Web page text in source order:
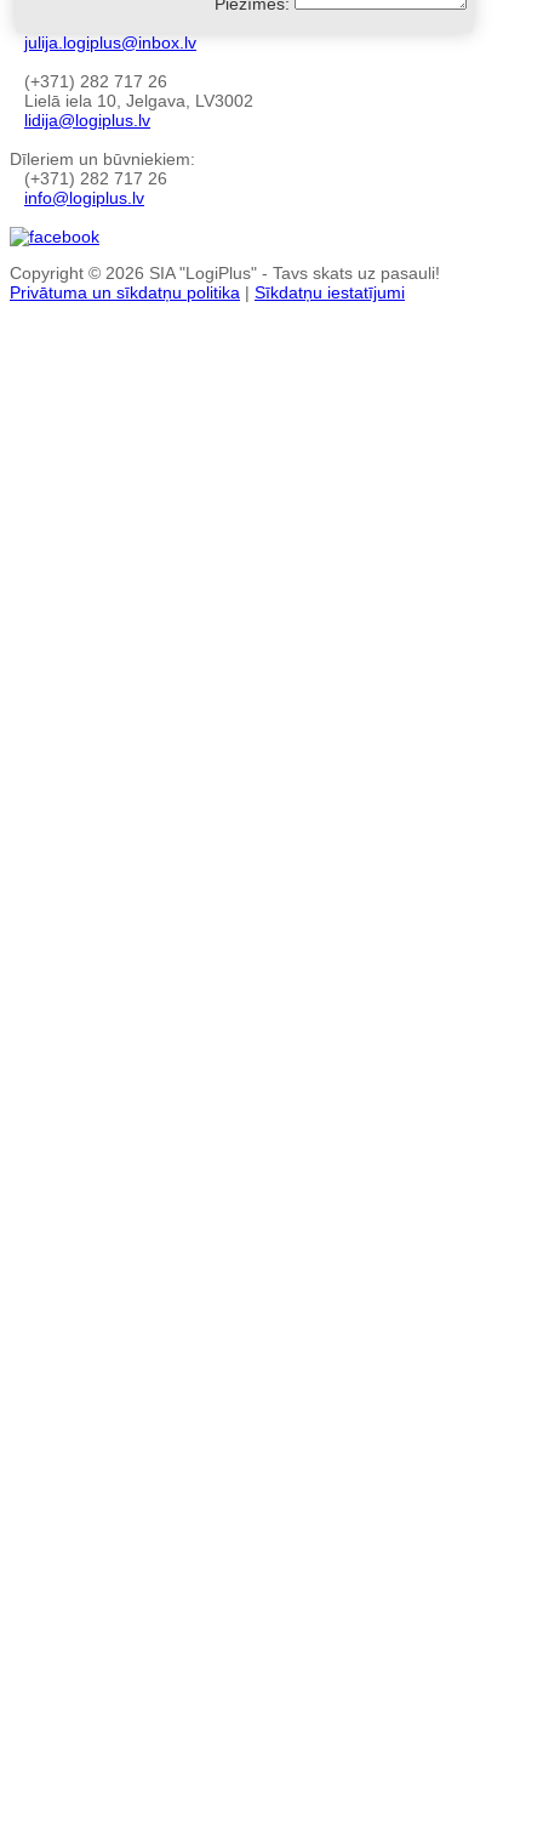
Piezīmes:
julija.logiplus@inbox.lv
(+371) 282 717 26
Lielā iela 10, Jelgava, LV3002
lidija@logiplus.lv
Dīleriem un būvniekiem:
(+371) 282 717 26
info@logiplus.lv
Copyright © 2026 SIA "LogiPlus" - Tavs skats uz pasauli!
Privātuma un sīkdatņu politika | Sīkdatņu iestatījumi